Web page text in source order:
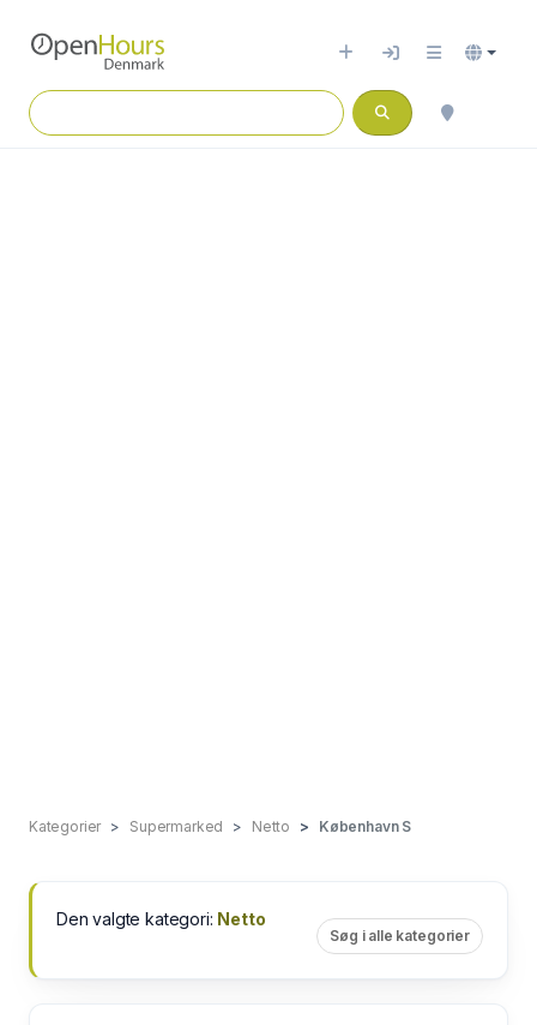
Kategorier Supermarked Netto København S
Den valgte kategori: Netto
Søg i alle kategorier